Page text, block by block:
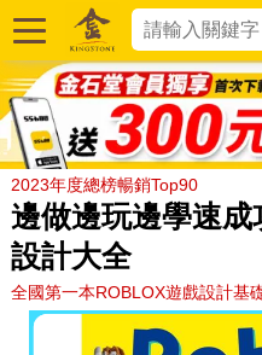
2023年度總榜暢銷Top90
邊做邊玩邊學速
設計大全
全國第一本ROBLOX遊戲設計基